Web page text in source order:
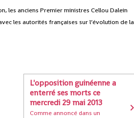
les anciens Premier ministres Cellou Dalein
les autorités françaises sur l’évolution de la
L'opposition guinéenne a
enterré ses morts ce
mercredi 29 mai 2013
Comme annoncé dans un